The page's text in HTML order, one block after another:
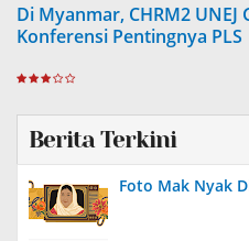
Di Myanmar, CHRM2 UNEJ
Konferensi Pentingnya PLS
Berita Terkini
Foto Mak Nyak